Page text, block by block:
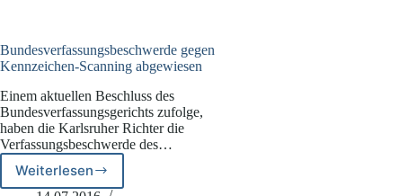
Bundesverfassungsbeschwerde gegen
Kennzeichen-Scanning abgewiesen
Einem aktuellen Beschluss des
Bundesverfassungsgerichts zufolge,
haben die Karlsruher Richter die
Verfassungsbeschwerde des…
WeiterlesenBundesverfassungsbeschwerde